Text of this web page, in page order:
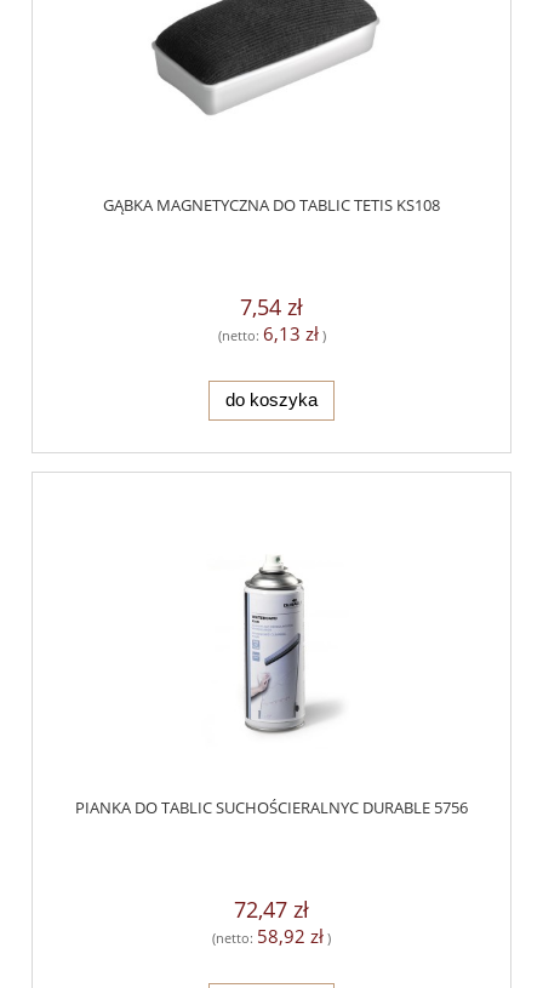
GĄBKA MAGNETYCZNA DO TABLIC TETIS KS108
7,54 zł
(netto: 6,13 zł)
do koszyka
PIANKA DO TABLIC SUCHOŚCIERALNYC DURABLE 5756
72,47 zł
(netto: 58,92 zł )